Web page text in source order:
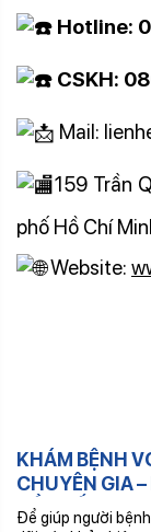
Hotline:
CSKH:
Mail:
159 Trần
phố Hồ Chí
Website:
KHÁM BỆNH
CHUYÊN GIA
CẦN ĐẾN
Để giúp người